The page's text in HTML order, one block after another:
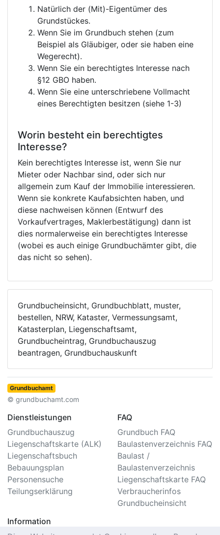
Natürlich der (Mit)-Eigentümer des
Grundstückes.
Wenn Sie im Grundbuch stehen (zum
Beispiel als Gläubiger, oder sie haben eine
Wegerecht).
Wenn Sie ein berechtigtes Interesse nach
§12 GBO haben.
Wenn Sie eine unterschriebene Vollmacht
eines Berechtigten besitzen (siehe 1-3)
Worin besteht ein berechtigtes
Interesse?
Kein berechtigtes Interesse ist, wenn Sie nur
Mieter oder Nachbar sind, oder sich nur
allgemein zum Kauf der Immobilie interessieren.
Wenn sie konkrete Kaufabsichten haben, und
diese nachweisen können (Entwurf des
Vorkaufvertrages, Maklerbestätigung) dann ist
dies normalerweise ein berechtigtes Interesse
(wobei es auch einige Grundbuchämter gibt, die
das nicht so sehen).
Grundbucheinsicht, Grundbuchblatt, muster,
bestellen, NRW, Kataster, Vermessungsamt,
Katasterplan, Liegenschaftsamt,
Grundbucheintrag, Grundbuchauszug
beantragen, Grundbuchauskunft
Grundbuchamt
© grundbuchamt.com
Dienstleistungen
Grundbuchauszug
Liegenschaftskarte (ALK)
Liegenschaftsbuch
Bebauungsplan
Personensuche
Teilungserklärung
FAQ
Grundbuch FAQ
Baulastenverzeichnis FAQ
Baulast /
Baulastenverzeichnis
Liegenschaftskarte FAQ
Verbraucherinfos
Grundbucheinsicht
Information